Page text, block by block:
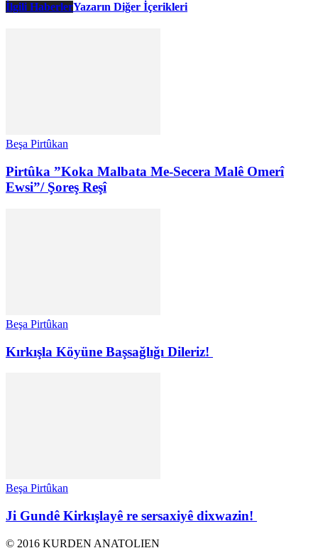
İlgili HaberlerYazarın Diğer İçerikleri
Beşa Pirtûkan
Pirtûka ”Koka Malbata Me-Secera Malê Omerî
Ewsi”/ Şoreş Reşî
Beşa Pirtûkan
Kırkışla Köyüne Başsağlığı Dileriz!
Beşa Pirtûkan
Ji Gundê Kirkışlayê re sersaxiyê dixwazin!
© 2016 KURDEN ANATOLIEN